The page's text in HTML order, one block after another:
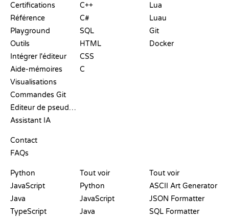
Certifications
Référence
Playground
Outils
Intégrer l'éditeur
Aide-mémoires
Visualisations
Commandes Git
Éditeur de pseudo-code
Assistant IA
Contact
FAQs
C++
C#
SQL
HTML
CSS
C
Lua
Luau
Git
Docker
Python
JavaScript
Java
TypeScript
Tout voir
Python
JavaScript
Java
Tout voir
ASCII Art Generator
JSON Formatter
SQL Formatter